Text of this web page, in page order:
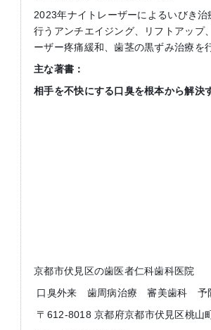
2023年ナイトレーザーによるいびき治
行うアンチエイジング、リフトアップ
ーザー疼痛緩和、歯茎の黒ずみ治療を
主な著書：
相手を不快にする口臭を根本から解決
京都市伏見区の歯医者仁科歯科医院
口臭外来 歯周病治療 審美歯科 予
〒612-8018 京都府京都市伏見区桃山